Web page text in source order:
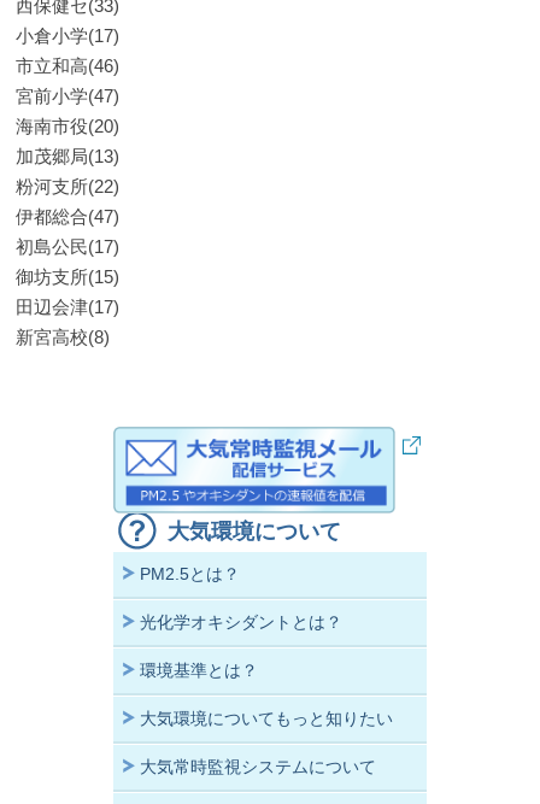
西保健セ(33)
小倉小学(17)
市立和高(46)
宮前小学(47)
海南市役(20)
加茂郷局(13)
粉河支所(22)
伊都総合(47)
初島公民(17)
御坊支所(15)
田辺会津(17)
新宮高校(8)
大気環境について
PM2.5とは？
光化学オキシダントとは？
環境基準とは？
大気環境についてもっと知りたい
大気常時監視システムについて